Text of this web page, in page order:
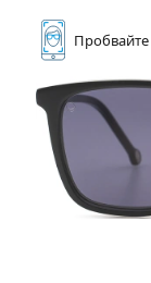
Пробвайте